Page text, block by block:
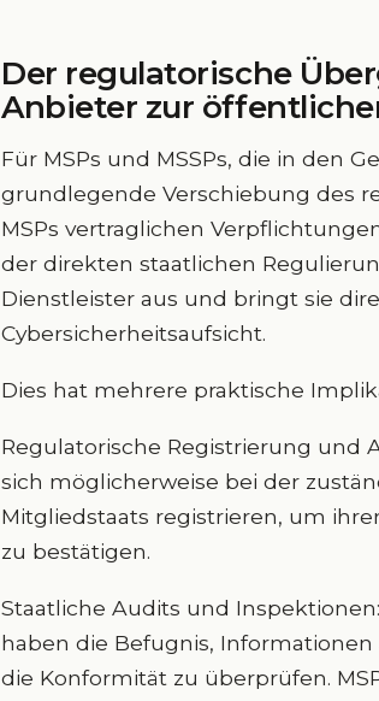
Der regulatorische
Anbieter zur
Für MSPs und MSSPs, die in den
grundlegende Verschiebung des
MSPs vertraglichen
der direkten staatlichen
Dienstleister aus und bringt sie
Cybersicherheitsaufsicht.
Dies hat mehrere praktische
Regulatorische Registrierung und
sich möglicherweise bei der
Mitgliedstaats registrieren, um
zu bestätigen.
Staatliche Audits und
haben die Befugnis,
die Konformität zu überprüfen.